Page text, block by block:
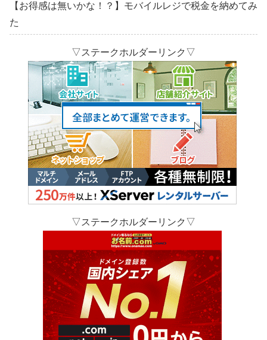
【お得感は無いかな！？】モバイルレジで税金を納めてみ
た
▽ステークホルダーリンク▽
▽ステークホルダーリンク▽